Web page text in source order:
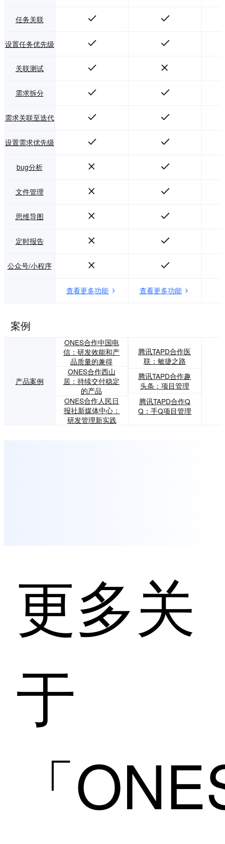
任务关联
设置任务优先级
关联测试
需求拆分
需求关联至迭代
设置需求优先级
bug分析
文件管理
思维导图
定时报告
公众号/小程序
查看更多功能 查看更多功能
案例
产品案例
ONES合作中国电
信：研发效能和产
品质量的兼得
ONES合作西山
居：持续交付稳定
的产品
ONES合作人民日
报社新媒体中心：
研发管理新实践
腾讯TAPD合作医
联：敏捷之路
腾讯TAPD合作趣
头条：项目管理
腾讯TAPD合作Q
Q：手Q项目管理
更多关
于
「